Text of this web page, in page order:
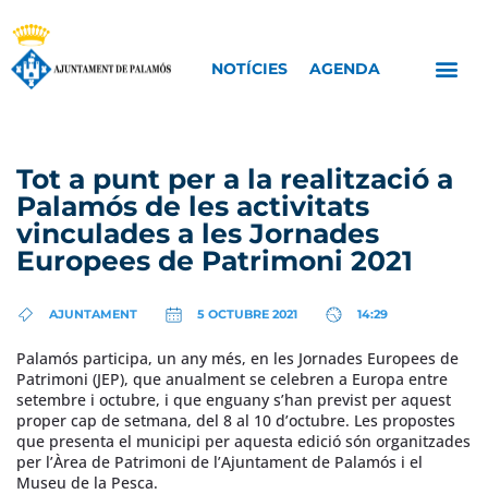
NOTÍCIES AGENDA
Tot a punt per a la realització a
Palamós de les activitats
vinculades a les Jornades
Europees de Patrimoni 2021
AJUNTAMENT 5 OCTUBRE 2021 14:29
Palamós participa, un any més, en les Jornades Europees de
Patrimoni (JEP), que anualment se celebren a Europa entre
setembre i octubre, i que enguany s’han previst per aquest
proper cap de setmana, del 8 al 10 d’octubre. Les propostes
que presenta el municipi per aquesta edició són organitzades
per l’Àrea de Patrimoni de l’Ajuntament de Palamós i el
Museu de la Pesca.